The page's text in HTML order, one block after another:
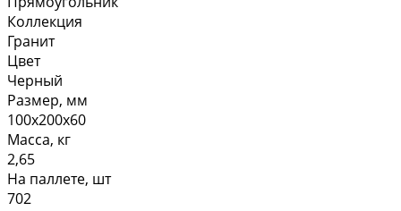
Коллекция
Гранит
Цвет
Черный
Размер, мм
100х200х60
Масса, кг
2,65
На паллете, шт
702